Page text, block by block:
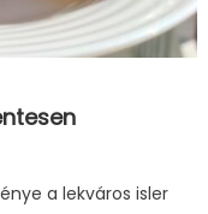
a lekváros isler